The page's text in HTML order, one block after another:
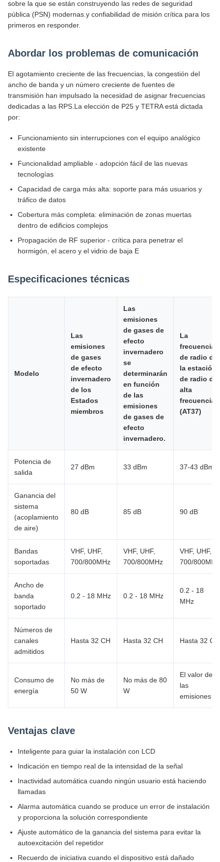
sobre la que se están construyendo las redes de seguridad
pública (PSN) modernas.y confiabilidad de misión crítica para los
primeros en responder.
Abordar los problemas de comunicación
El agotamiento creciente de las frecuencias, la congestión del
ancho de banda y un número creciente de fuentes de
transmisión han impulsado la necesidad de asignar frecuencias
dedicadas a las RPS.La elección de P25 y TETRA está dictada
por:
Funcionamiento sin interrupciones con el equipo analógico
existente
Funcionalidad ampliable - adopción fácil de las nuevas
tecnologías
Capacidad de carga más alta: soporte para más usuarios y
tráfico de datos
Cobertura más completa: eliminación de zonas muertas
dentro de edificios complejos
Propagación de RF superior - crítica para penetrar el
hormigón, el acero y el vidrio de baja E
Especificaciones técnicas
Modelo
Las
emisiones
de gases
de efecto
invernadero
de los
Estados
miembros
Las
emisiones
de gases de
efecto
invernadero
se
determinarán
en función
de las
emisiones
de gases de
efecto
invernadero.
La
frecuencia
de radio de
la estación
de radio de
alta
frecuencia
(AT37)
Potencia de
salida
27 dBm 33 dBm 37-43 dBm
Ganancia del
sistema
(acoplamiento
de aire)
80 dB 85 dB 90 dB
Bandas
soportadas
VHF, UHF,
700/800MHz
VHF, UHF,
700/800MHz
VHF, UHF,
700/800MHz
Ancho de
banda
soportado
0.2 - 18 MHz 0.2 - 18 MHz
0.2 - 18
MHz
Números de
canales
admitidos
Hasta 32 CH Hasta 32 CH Hasta 32 CH
Consumo de
energía
No más de
50 W
No más de 80
W
El valor de
las
emisiones
Ventajas clave
Inteligente para guiar la instalación con LCD
Indicación en tiempo real de la intensidad de la señal
Inactividad automática cuando ningún usuario está haciendo
llamadas
Alarma automática cuando se produce un error de instalación
y proporciona la solución correspondiente
Ajuste automático de la ganancia del sistema para evitar la
autoexcitación del repetidor
Recuerdo de iniciativa cuando el dispositivo está dañado